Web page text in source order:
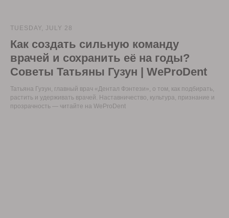
TUESDAY, JULY 28
Как создать сильную команду
врачей и сохранить её на годы?
Советы Татьяны Гузун | WeProDent
Татьяна Гузун, главный врач «Дентал Фэнтези», о том, как подбирать,
растить и удерживать врачей. Наставничество, культура, признание и
прозрачность — читайте на WeProDent